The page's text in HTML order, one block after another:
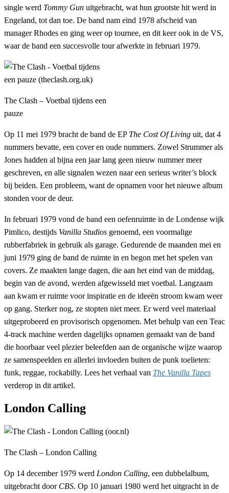
single werd Tommy Gun uitgebracht, wat hun grootste hit werd in
Engeland, tot dan toe. De band nam eind 1978 afscheid van
manager Rhodes en ging weer op tournee, en dit keer ook in de VS,
waar de band een succesvolle tour afwerkte in februari 1979.
The Clash – Voetbal tijdens een
pauze
Op 11 mei 1979 bracht de band de EP The Cost Of Living uit, dat 4
nummers bevatte, een cover en oude nummers. Zowel Strummer als
Jones hadden al bijna een jaar lang geen nieuw nummer meer
geschreven, en alle signalen wezen naar een serieus writer’s block
bij beiden. Een probleem, want de opnamen voor het nieuwe album
stonden voor de deur.
In februari 1979 vond de band een oefenruimte in de Londense wijk
Pimlico, destijds Vanilla Studios genoemd, een voormalige
rubberfabriek in gebruik als garage. Gedurende de maanden mei en
juni 1979 ging de band de ruimte in en begon met het spelen van
covers. Ze maakten lange dagen, die aan het eind van de middag,
begin van de avond, werden afgewisseld met voetbal. Langzaam
aan kwam er ruimte voor inspiratie en de ideeën stroom kwam weer
op gang. Sterker nog, ze stopten niet meer. Er werd veel materiaal
uitgeprobeerd en provisorisch opgenomen. Met behulp van een Teac
4-track machine werden dagelijks opnamen gemaakt van de band
die hoorbaar veel plezier beleefden aan de organische wijze waarop
ze samenspeelden en allerlei invloeden buiten de punk toelieten:
funk, reggae, rockabilly. Lees het verhaal van The Vanilla Tapes
verderop in dit artikel.
London Calling
The Clash – London Calling
Op 14 december 1979 werd London Calling, een dubbelalbum,
uitgebracht door CBS. Op 10 januari 1980 werd het uitgracht in de